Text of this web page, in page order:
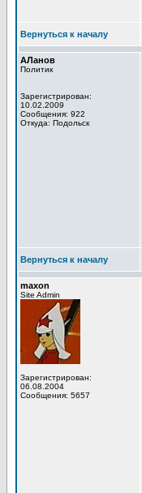
Вернуться к началу
АЛанов
Политик
Зарегистрирован:
10.02.2009
Сообщения: 922
Откуда: Подольск
Вернуться к началу
maxon
Site Admin
Зарегистрирован:
06.08.2004
Сообщения: 5657